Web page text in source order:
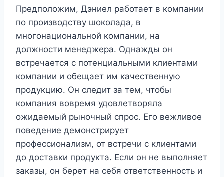
Предположим, Дэниел работает в компании
по производству шоколада, в
многонациональной компании, на
должности менеджера. Однажды он
встречается с потенциальными клиентами
компании и обещает им качественную
продукцию. Он следит за тем, чтобы
компания вовремя удовлетворяла
ожидаемый рыночный спрос. Его вежливое
поведение демонстрирует
профессионализм, от встречи с клиентами
до доставки продукта. Если он не выполняет
заказы, он берет на себя ответственность и